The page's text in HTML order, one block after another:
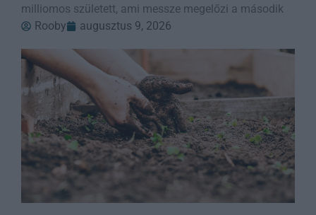
milliomos született, ami messze megelőzi a második
Rooby
augusztus 9, 2026